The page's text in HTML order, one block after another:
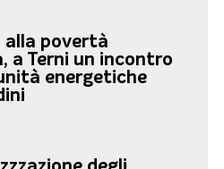
povertà
a Terni un incontro
energetiche